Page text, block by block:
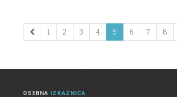
1 2 3 4 5 6 7 8
OSEBNA IZKAZNICA